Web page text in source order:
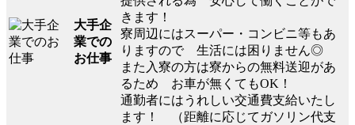
大手企
業での
お仕事
きます！
寮周辺にはスーパー・コンビニ等もあ
りますので 生活には困りません◎
また入寮の方は寮からの無料送迎があ
るため お車が無くてもOK！
通勤者にはうれしい交通費支給いたし
ます！ （距離に応じてガソリン代支